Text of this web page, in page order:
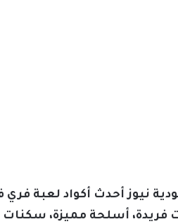
أسلحة مميزة، سكنات